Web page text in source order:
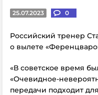
25.07.2023 0
Российский тренер
о вылете
«В советское время
«Очевидное-
передачи подходит